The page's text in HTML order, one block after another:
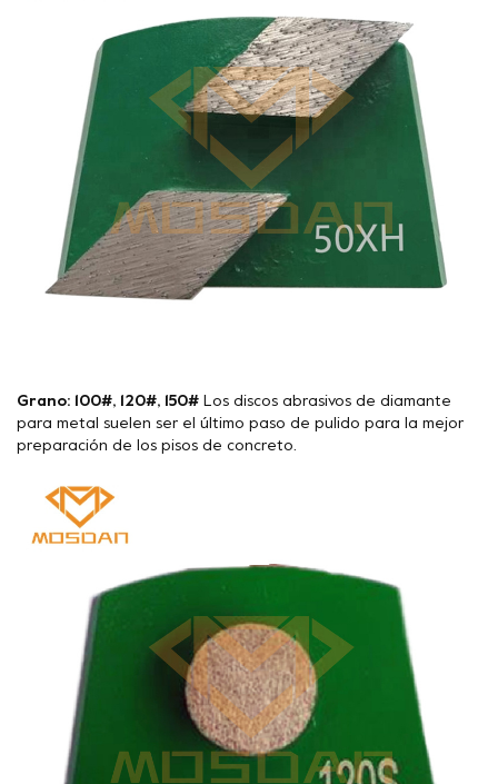
Grano: 100#, 120#, 150#
Los discos abrasivos de diamante
para metal suelen ser el último paso de pulido para la mejor
preparación de los pisos de concreto.